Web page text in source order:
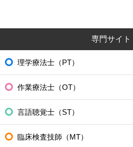
専門サイト
理学療法士（PT）
作業療法士（OT）
言語聴覚士（ST）
臨床検査技師（MT）